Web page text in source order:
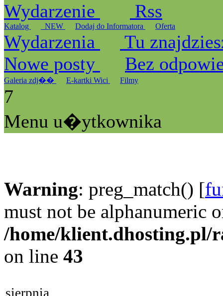
Wydarzenie
Rss
Katalog _NEW Dodaj do Informatora Oferta
Wydarzenia
Tu
Nowe posty
Bez
Galeria zdj�� E-kartki Wici Filmy
7
Menu u�ytkownika
Warning: preg_match() [
must not be alphanumeric
/home/klient.dhosting.pl/
on line 43
sierpnia